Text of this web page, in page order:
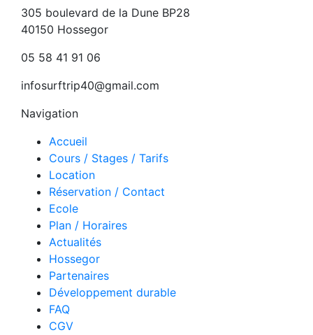
305 boulevard de la Dune BP28
40150 Hossegor
05 58 41 91 06
infosurftrip40@gmail.com
Navigation
Accueil
Cours / Stages / Tarifs
Location
Réservation / Contact
Ecole
Plan / Horaires
Actualités
Hossegor
Partenaires
Développement durable
FAQ
CGV